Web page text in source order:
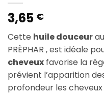
3,65 €
Cette huile douceurau
PRÈPHAR , est idéale
cheveux favorise la
prévient l’apparition
profondeur les cheveux